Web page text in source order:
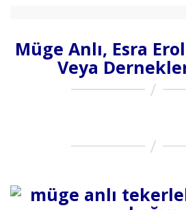
Müge Anlı, Esra
Veya